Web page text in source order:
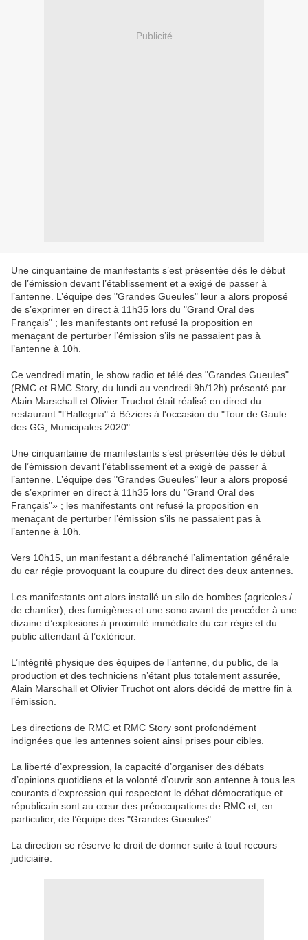
Publicité
Une cinquantaine de manifestants s’est présentée dès le début
de l’émission devant l’établissement et a exigé de passer à
l’antenne. L’équipe des "Grandes Gueules" leur a alors proposé
de s’exprimer en direct à 11h35 lors du "Grand Oral des
Français" ; les manifestants ont refusé la proposition en
menaçant de perturber l’émission s’ils ne passaient pas à
l’antenne à 10h.
Ce vendredi matin, le show radio et télé des "Grandes Gueules"
(RMC et RMC Story, du lundi au vendredi 9h/12h) présenté par
Alain Marschall et Olivier Truchot était réalisé en direct du
restaurant "l’Hallegria" à Béziers à l'occasion du "Tour de Gaule
des GG, Municipales 2020".
Une cinquantaine de manifestants s’est présentée dès le début
de l’émission devant l’établissement et a exigé de passer à
l’antenne. L’équipe des "Grandes Gueules" leur a alors proposé
de s’exprimer en direct à 11h35 lors du "Grand Oral des
Français"» ; les manifestants ont refusé la proposition en
menaçant de perturber l’émission s’ils ne passaient pas à
l’antenne à 10h.
Vers 10h15, un manifestant a débranché l’alimentation générale
du car régie provoquant la coupure du direct des deux antennes.
Les manifestants ont alors installé un silo de bombes (agricoles /
de chantier), des fumigènes et une sono avant de procéder à une
dizaine d’explosions à proximité immédiate du car régie et du
public attendant à l’extérieur.
L’intégrité physique des équipes de l’antenne, du public, de la
production et des techniciens n’étant plus totalement assurée,
Alain Marschall et Olivier Truchot ont alors décidé de mettre fin à
l’émission.
Les directions de RMC et RMC Story sont profondément
indignées que les antennes soient ainsi prises pour cibles.
La liberté d’expression, la capacité d’organiser des débats
d’opinions quotidiens et la volonté d’ouvrir son antenne à tous les
courants d’expression qui respectent le débat démocratique et
républicain sont au cœur des préoccupations de RMC et, en
particulier, de l’équipe des "Grandes Gueules".
La direction se réserve le droit de donner suite à tout recours
judiciaire.